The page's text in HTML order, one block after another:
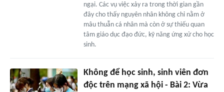
ngại. Các vụ việc xảy ra trong thời gian gần
đây cho thấy nguyên nhân không chỉ nằm ở
mâu thuẫn cá nhân mà còn ở sự thiếu quan
tâm giáo dục đạo đức, kỹ năng ứng xử cho học
sinh.
Không để học sinh, sinh viên đơn
độc trên mạng xã hội - Bài 2: Vừa